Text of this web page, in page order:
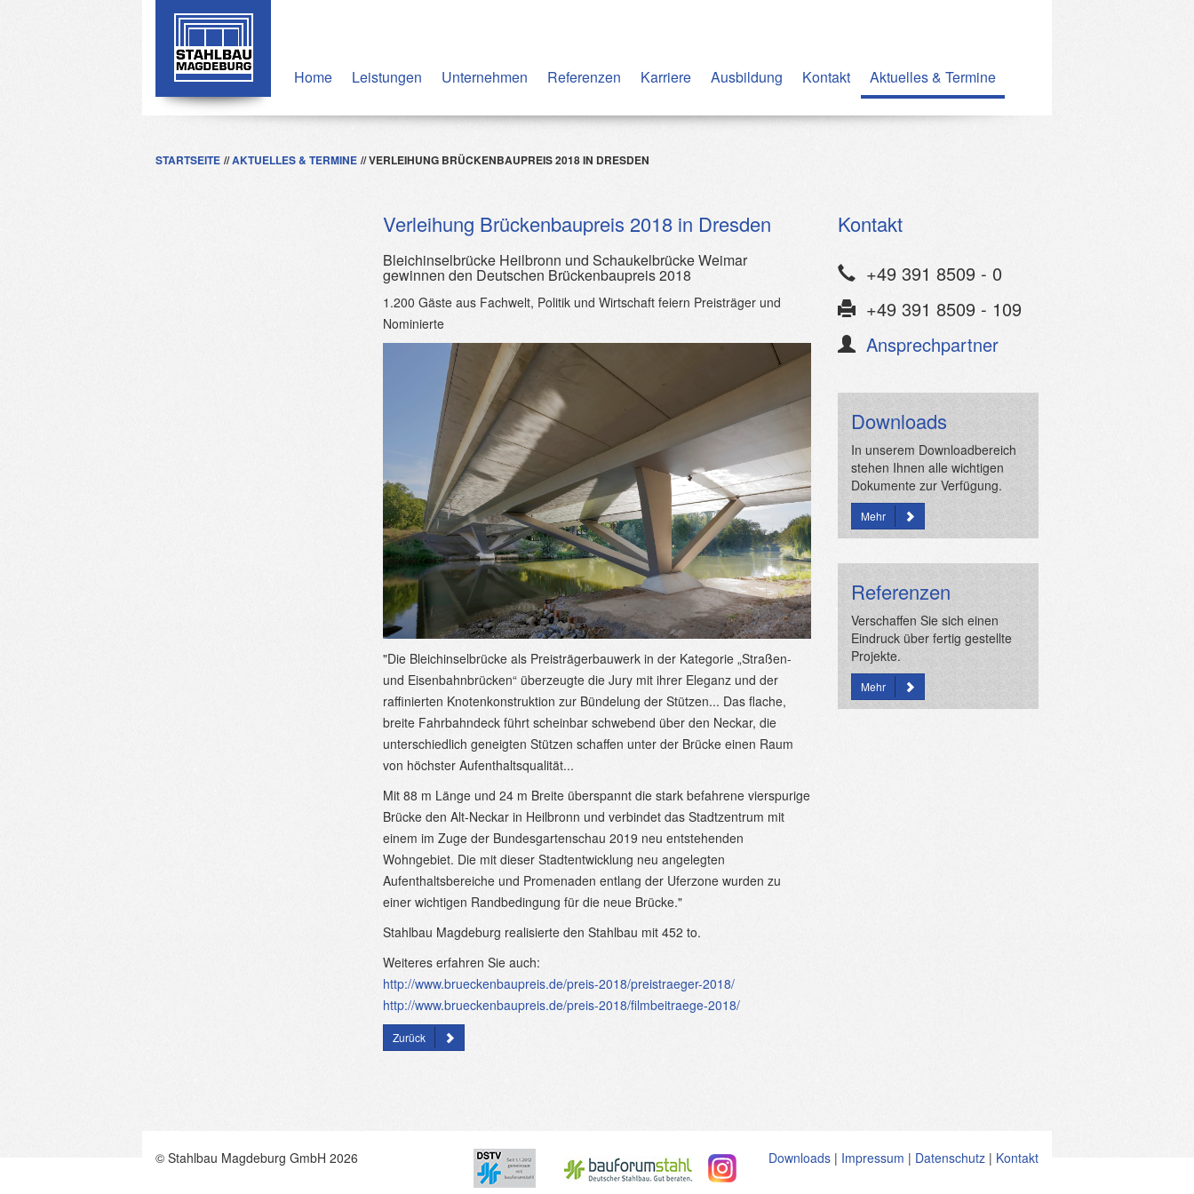
Home Leistungen Unternehmen Referenzen Karriere Ausbildung Kontakt Aktuelles & Termine
STARTSEITE AKTUELLES & TERMINE VERLEIHUNG BRÜCKENBAUPREIS 2018 IN DRESDEN
Verleihung Brückenbaupreis 2018 in Dresden
Bleichinselbrücke Heilbronn und Schaukelbrücke Weimar
gewinnen den Deutschen Brückenbaupreis 2018
1.200 Gäste aus Fachwelt, Politik und Wirtschaft feiern Preisträger und
Nominierte
"Die Bleichinselbrücke als Preisträgerbauwerk in der Kategorie „Straßen-
und Eisenbahnbrücken“ überzeugte die Jury mit ihrer Eleganz und der
raffinierten Knotenkonstruktion zur Bündelung der Stützen... Das flache,
breite Fahrbahndeck führt scheinbar schwebend über den Neckar, die
unterschiedlich geneigten Stützen schaffen unter der Brücke einen Raum
von höchster Aufenthaltsqualität...
Mit 88 m Länge und 24 m Breite überspannt die stark befahrene vierspurige
Brücke den Alt-Neckar in Heilbronn und verbindet das Stadtzentrum mit
einem im Zuge der Bundesgartenschau 2019 neu entstehenden
Wohngebiet. Die mit dieser Stadtentwicklung neu angelegten
Aufenthaltsbereiche und Promenaden entlang der Uferzone wurden zu
einer wichtigen Randbedingung für die neue Brücke."
Stahlbau Magdeburg realisierte den Stahlbau mit 452 to.
Weiteres erfahren Sie auch:
http://www.brueckenbaupreis.de/preis-2018/preistraeger-2018/
http://www.brueckenbaupreis.de/preis-2018/filmbeitraege-2018/
Zurück
Kontakt
+49 391 8509 - 0
+49 391 8509 - 109
Ansprechpartner
Downloads
In unserem Downloadbereich
stehen Ihnen alle wichtigen
Dokumente zur Verfügung.
Mehr
Referenzen
Verschaffen Sie sich einen
Eindruck über fertig gestellte
Projekte.
Mehr
© Stahlbau Magdeburg GmbH 2026 Downloads| Impressum | Datenschutz| Kontakt